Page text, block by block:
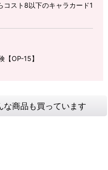
コスト8以下のキャラカード1
【OP-15】
な商品も買っています